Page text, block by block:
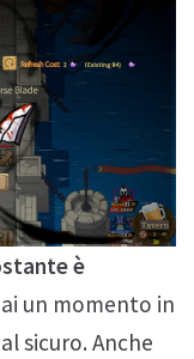
è
un momento in
sicuro. Anche